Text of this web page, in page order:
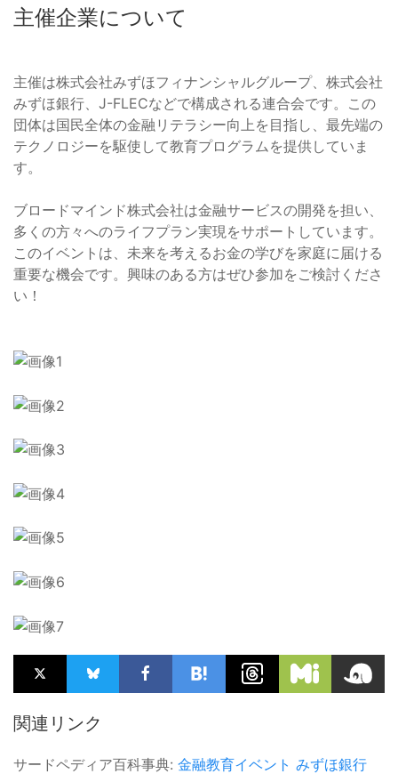
主催企業について
主催は株式会社みずほフィナンシャルグループ、株式会社
みずほ銀行、J-FLECなどで構成される連合会です。この
団体は国民全体の金融リテラシー向上を目指し、最先端の
テクノロジーを駆使して教育プログラムを提供していま
す。
ブロードマインド株式会社は金融サービスの開発を担い、
多くの方々へのライフプラン実現をサポートしています。
このイベントは、未来を考えるお金の学びを家庭に届ける
重要な機会です。興味のある方はぜひ参加をご検討くださ
い！
関連リンク
サードペディア百科事典: 金融教育イベント みずほ銀行